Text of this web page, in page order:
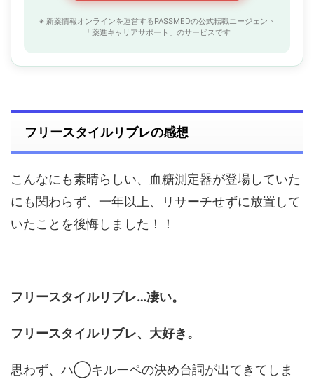
※ 新薬情報オンラインを運営するPASSMEDの公式転職エージェント
「薬進キャリアサポート」のサービスです
フリースタイルリブレの感想
こんなにも素晴らしい、血糖測定器が登場していた
にも関わらず、一年以上、リサーチせずに放置して
いたことを後悔しました！！
フリースタイルリブレ…凄い。
フリースタイルリブレ、大好き。
思わず、ハ◯キルーペの決め台詞が出てきてしま